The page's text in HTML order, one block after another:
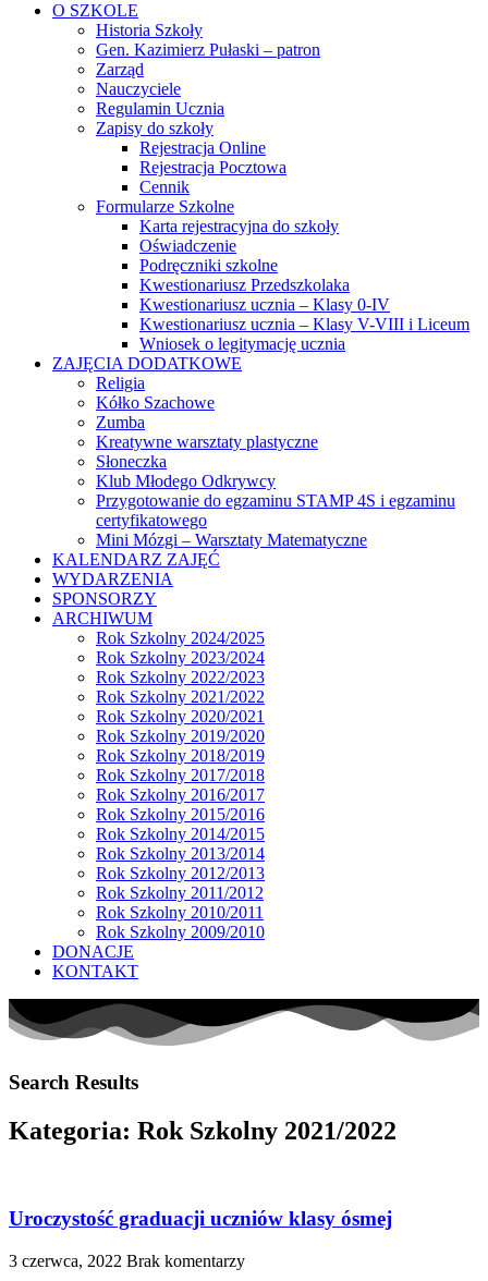
O SZKOLE
Historia Szkoły
Gen. Kazimierz Pułaski – patron
Zarząd
Nauczyciele
Regulamin Ucznia
Zapisy do szkoły
Rejestracja Online
Rejestracja Pocztowa
Cennik
Formularze Szkolne
Karta rejestracyjna do szkoły
Oświadczenie
Podręczniki szkolne
Kwestionariusz Przedszkolaka
Kwestionariusz ucznia – Klasy 0-IV
Kwestionariusz ucznia – Klasy V-VIII i Liceum
Wniosek o legitymację ucznia
ZAJĘCIA DODATKOWE
Religia
Kółko Szachowe
Zumba
Kreatywne warsztaty plastyczne
Słoneczka
Klub Młodego Odkrywcy
Przygotowanie do egzaminu STAMP 4S i egzaminu
certyfikatowego
Mini Mózgi – Warsztaty Matematyczne
KALENDARZ ZAJĘĆ
WYDARZENIA
SPONSORZY
ARCHIWUM
Rok Szkolny 2024/2025
Rok Szkolny 2023/2024
Rok Szkolny 2022/2023
Rok Szkolny 2021/2022
Rok Szkolny 2020/2021
Rok Szkolny 2019/2020
Rok Szkolny 2018/2019
Rok Szkolny 2017/2018
Rok Szkolny 2016/2017
Rok Szkolny 2015/2016
Rok Szkolny 2014/2015
Rok Szkolny 2013/2014
Rok Szkolny 2012/2013
Rok Szkolny 2011/2012
Rok Szkolny 2010/2011
Rok Szkolny 2009/2010
DONACJE
KONTAKT
Search Results
Kategoria: Rok Szkolny 2021/2022
Uroczystość graduacji uczniów klasy ósmej
3 czerwca, 2022 Brak komentarzy